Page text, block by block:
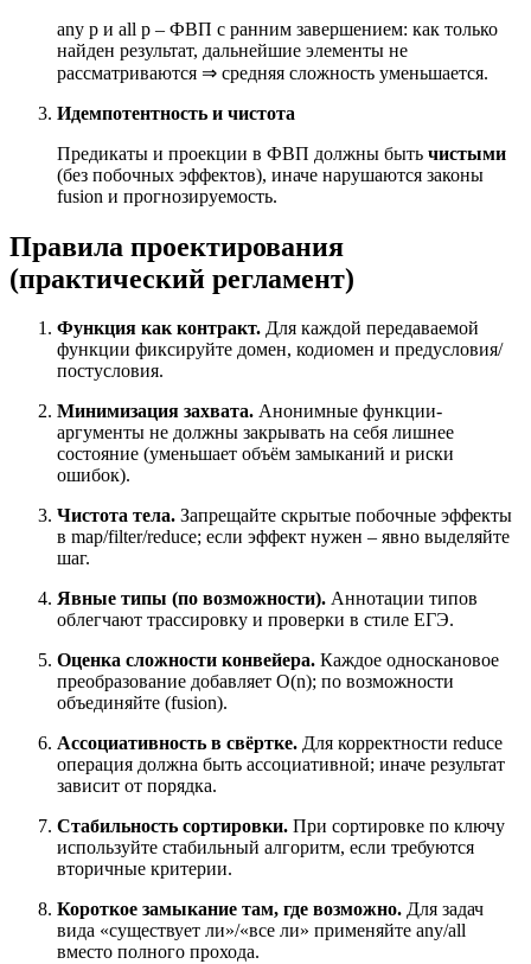
any p и all p – ФВП с ранним завершением: как только
найден результат, дальнейшие элементы не
рассматриваются ⇒ средняя сложность уменьшается.
Идемпотентность и чистота
Предикаты и проекции в ФВП должны быть чистыми
(без побочных эффектов), иначе нарушаются законы
fusion и прогнозируемость.
Правила проектирования
(практический регламент)
Функция как контракт. Для каждой передаваемой
функции фиксируйте домен, кодиомен и предусловия/
постусловия.
Минимизация захвата. Анонимные функции-
аргументы не должны закрывать на себя лишнее
состояние (уменьшает объём замыканий и риски
ошибок).
Чистота тела. Запрещайте скрытые побочные эффекты
в map/filter/reduce; если эффект нужен – явно выделяйте
шаг.
Явные типы (по возможности). Аннотации типов
облегчают трассировку и проверки в стиле ЕГЭ.
Оценка сложности конвейера. Каждое односкановое
преобразование добавляет O(n); по возможности
объединяйте (fusion).
Ассоциативность в свёртке. Для корректности reduce
операция должна быть ассоциативной; иначе результат
зависит от порядка.
Стабильность сортировки. При сортировке по ключу
используйте стабильный алгоритм, если требуются
вторичные критерии.
Короткое замыкание там, где возможно. Для задач
вида «существует ли»/«все ли» применяйте any/all
вместо полного прохода.